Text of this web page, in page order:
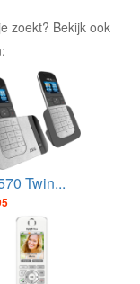
zoekt? Bekijk ook
Twin...